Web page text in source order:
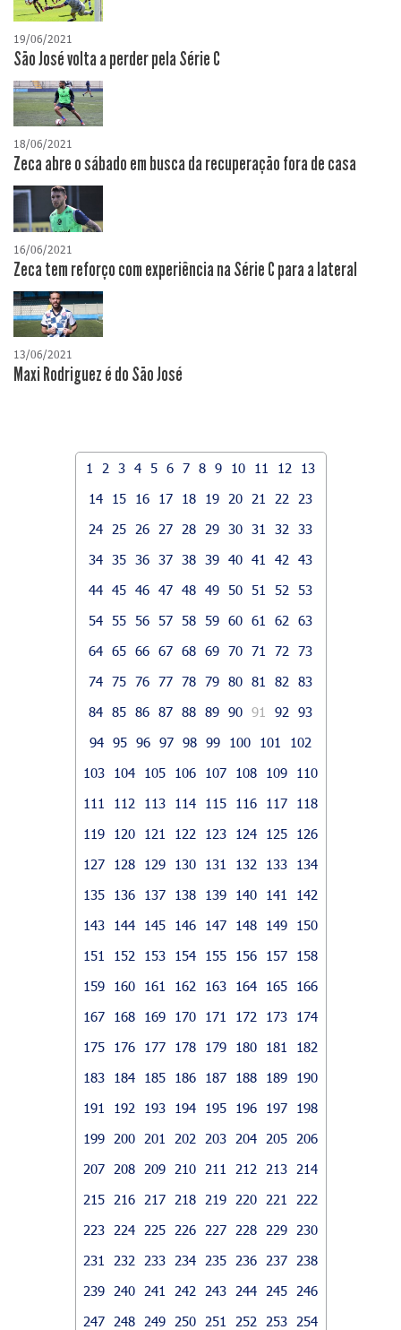
19/06/2021
São José volta a perder pela Série C
18/06/2021
Zeca abre o sábado em busca da recuperação fora de casa
16/06/2021
Zeca tem reforço com experiência na Série C para a lateral
13/06/2021
Maxi Rodriguez é do São José
1 2 3 4 5 6 7 8 9 10 11 12
13
14
15 16 17 18 19 20 21 22
23
24
25 26 27 28 29 30 31 32
33
34 35 36 37 38 39 40 41 42
43
44 45 46 47 48 49 50 51 52
53
54 55 56 57 58 59 60 61 62
63
64 65 66 67 68 69 70 71 72
73
74 75 76 77 78 79 80 81 82
83
84 85 86 87 88 89 90 91 92
93
94 95 96 97 98 99 100 101
102
103
104 105 106 107 108 109
110
111
112 113 114 115 116 117
118
119
120 121 122 123 124 125
126
127
128 129 130 131 132 133
134
135
136 137 138 139 140 141
142
143
144 145 146 147 148 149
150
151
152 153 154 155 156 157
158
159
160 161 162 163 164 165
166
167
168 169 170 171 172 173
174
175
176 177 178 179 180 181
182
183
184 185 186 187 188 189
190
191
192 193 194 195 196 197
198
199
200 201 202 203 204 205
206
207
208 209 210 211 212 213
214
215
216 217 218 219 220 221
222
223
224 225 226 227 228 229
230
231
232 233 234 235 236 237
238
239
240 241 242 243 244 245
246
247
248 249 250 251 252 253
254